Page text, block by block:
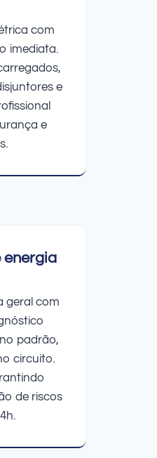
com
imediata.
e
e
energia
geral com
padrão,
circuito.
de riscos